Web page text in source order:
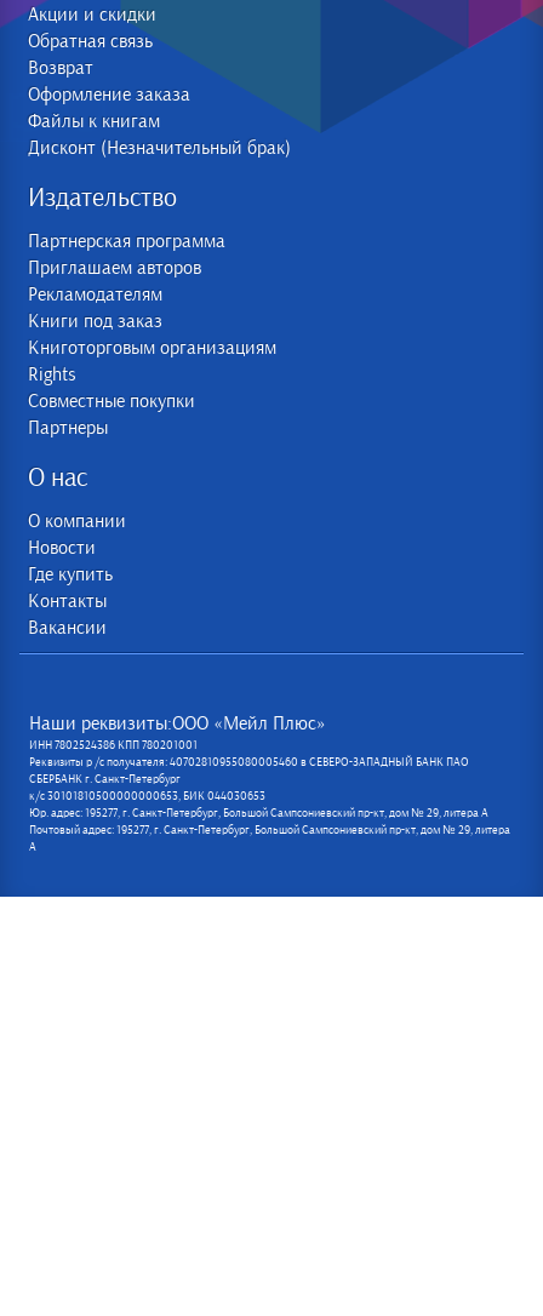
Акции и скидки
Обратная связь
Возврат
Оформление заказа
Файлы к книгам
Дисконт (Незначительный брак)
Издательство
Партнерская программа
Приглашаем авторов
Рекламодателям
Книги под заказ
Книготорговым организациям
Rights
Совместные покупки
Партнеры
О нас
О компании
Новости
Где купить
Контакты
Вакансии
Наши реквизиты:ООО «Мейл Плюс»
ИНН 7802524386 КПП 780201001
Реквизиты р /с получателя: 40702810955080005460 в СЕВЕРО-ЗАПАДНЫЙ БАНК ПАО
СБЕРБАНК г. Санкт-Петербург
к/с 30101810500000000653, БИК 044030653
Юр. адрес: 195277, г. Санкт-Петербург, Большой Сампсониевский пр-кт, дом № 29, литера А
Почтовый адрес: 195277, г. Санкт-Петербург, Большой Сампсониевский пр-кт, дом № 29, литера
А